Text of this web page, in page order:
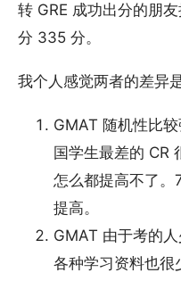
转 GRE 成功出分的朋
分 335 分。
我个人感觉两者的差异
GMAT 随机性比
国学生最差的 CR
怎么都提高不了。
提高。
GMAT 由于考的
各种学习资料也很